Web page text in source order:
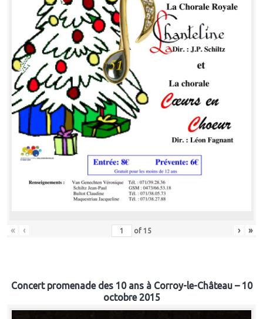
« ‹ of 15 › »
Concert promenade des 10 ans à Corroy-le-Château – 10
octobre 2015